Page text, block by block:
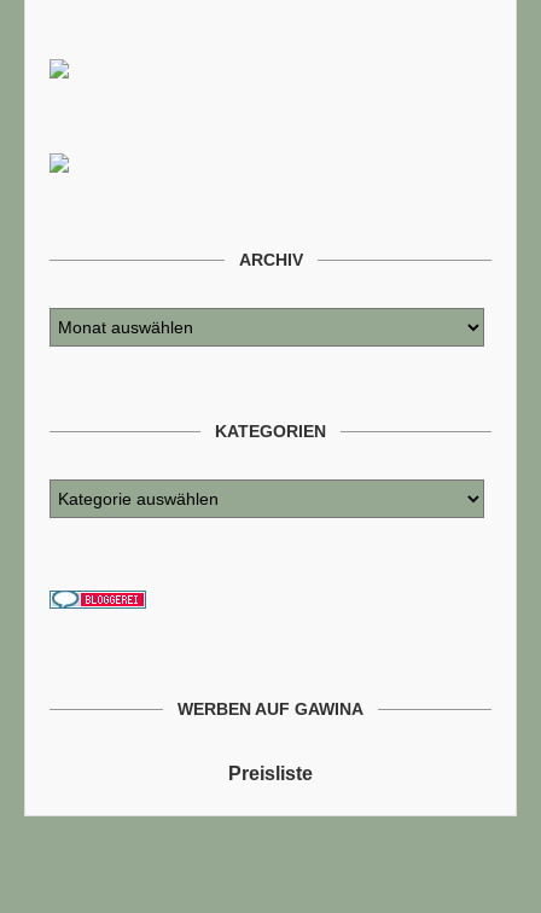
ARCHIV
KATEGORIEN
WERBEN AUF GAWINA
Preisliste